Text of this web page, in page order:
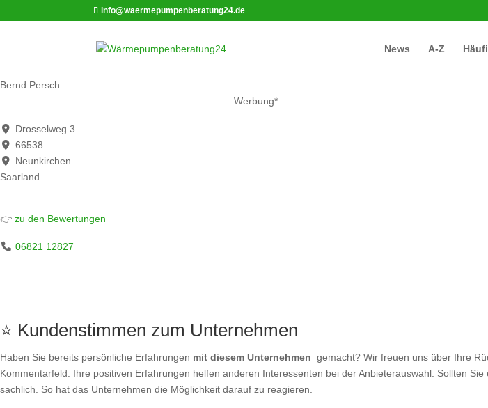
info@waermepumpenberatung24.de
News A-Z
Bernd Persch
Werbung*
Drosselweg 3
66538
Neunkirchen
Saarland
👉 zu den Bewertungen
06821 12827
⭐ Kundenstimmen zum Unternehmen
Haben Sie bereits persönliche Erfahrungen mit diesem Unternehmen gemacht? Wir freuen uns über Ihre
Kommentarfeld. Ihre positiven Erfahrungen helfen anderen Interessenten bei der Anbieterauswahl. Sollten
sachlich. So hat das Unternehmen die Möglichkeit darauf zu reagieren.